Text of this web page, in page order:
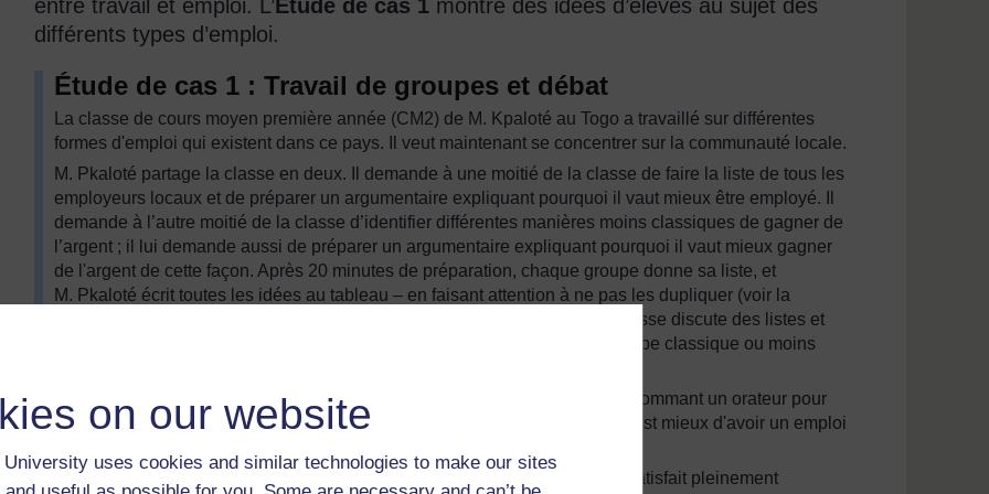
on our website
University uses cookies and similar technologies to make our sites
entre travail et emploi. L’Étude de cas 1 montre des idées d’élèves au sujet des
différents types d’emploi.
Étude de cas 1 : Travail de groupes et débat
La classe de cours moyen première année (CM2) de M. Kpaloté au Togo a travaillé sur différentes
formes d'emploi qui existent dans ce pays. Il veut maintenant se concentrer sur la communauté locale.
M. Pkaloté partage la classe en deux. Il demande à une moitié de la classe de faire la liste de tous les
employeurs locaux et de préparer un argumentaire expliquant pourquoi il vaut mieux être employé. Il
demande à l’autre moitié de la classe d’identifier différentes manières moins classiques de gagner de
l’argent ; il lui demande aussi de préparer un argumentaire expliquant pourquoi il vaut mieux gagner
de l'argent de cette façon. Après 20 minutes de préparation, chaque groupe donne sa liste, et
M. Pkaloté écrit toutes les idées au tableau – en faisant attention à ne pas les dupliquer (voir la
– pour voir leur liste). La classe discute des listes et
se rend compte que, dans certains cas, le travail est le même qu’il soit de type classique ou moins
Lors de la leçon suivante, la classe prend part à un débat, chaque groupe nommant un orateur pour
présenter son argumentaire. Finalement, les élèves votent pour savoir si c’est mieux d'avoir un emploi
Même après le vote, les élèves continuent à discuter de ces idées, ce qui satisfait pleinement